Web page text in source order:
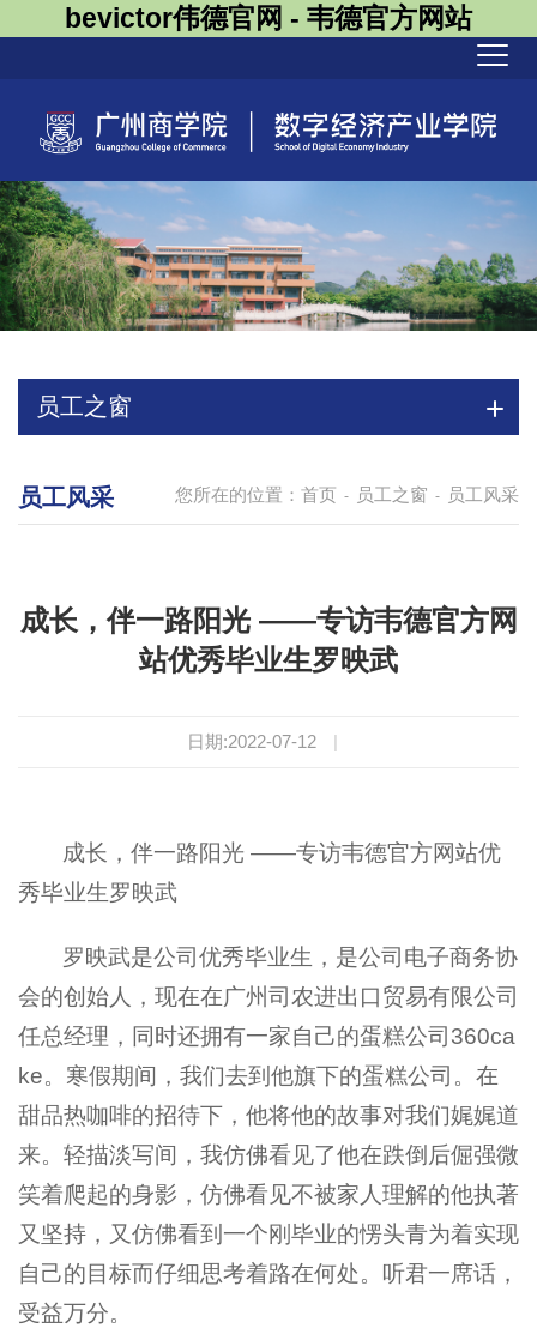
bevictor伟德官网 - 韦德官方网站
员工之窗
您所在的位置： 首页 - 员工之窗 - 员工风采
员工风采
成长，伴一路阳光 ——专访韦德官方网
站优秀毕业生罗映武
日期:2022-07-12 |
成长，伴一路阳光 ——专访韦德官方网站优
秀毕业生罗映武
罗映武是公司优秀毕业生，是公司电子商务协
会的创始人，现在在广州司农进出口贸易有限公司
任总经理，同时还拥有一家自己的蛋糕公司360ca
ke。寒假期间，我们去到他旗下的蛋糕公司。在
甜品热咖啡的招待下，他将他的故事对我们娓娓道
来。轻描淡写间，我仿佛看见了他在跌倒后倔强微
笑着爬起的身影，仿佛看见不被家人理解的他执著
又坚持，又仿佛看到一个刚毕业的愣头青为着实现
自己的目标而仔细思考着路在何处。听君一席话，
受益万分。